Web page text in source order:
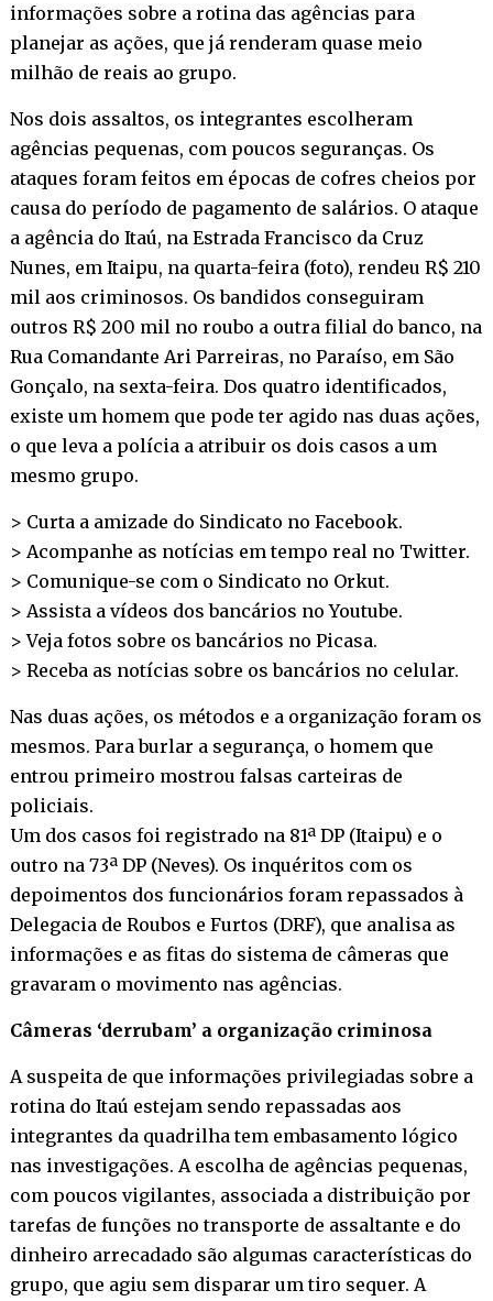
informações sobre a rotina das agências para
planejar as ações, que já renderam quase meio
milhão de reais ao grupo.
Nos dois assaltos, os integrantes escolheram
agências pequenas, com poucos seguranças. Os
ataques foram feitos em épocas de cofres cheios por
causa do período de pagamento de salários. O ataque
a agência do Itaú, na Estrada Francisco da Cruz
Nunes, em Itaipu, na quarta-feira (foto), rendeu R$ 210
mil aos criminosos. Os bandidos conseguiram
outros R$ 200 mil no roubo a outra filial do banco, na
Rua Comandante Ari Parreiras, no Paraíso, em São
Gonçalo, na sexta-feira. Dos quatro identificados,
existe um homem que pode ter agido nas duas ações,
o que leva a polícia a atribuir os dois casos a um
mesmo grupo.
> Curta a amizade do Sindicato no Facebook.
> Acompanhe as notícias em tempo real no Twitter.
> Comunique-se com o Sindicato no Orkut.
> Assista a vídeos dos bancários noYoutube.
> Veja fotos sobre os bancários no Picasa.
> Receba as notícias sobre os bancários no celular.
Nas duas ações, os métodos e a organização foram os
mesmos. Para burlar a segurança, o homem que
entrou primeiro mostrou falsas carteiras de
policiais.
Um dos casos foi registrado na 81ª DP (Itaipu) e o
outro na 73ª DP (Neves). Os inquéritos com os
depoimentos dos funcionários foram repassados à
Delegacia de Roubos e Furtos (DRF), que analisa as
informações e as fitas do sistema de câmeras que
gravaram o movimento nas agências.
Câmeras ‘derrubam’ a organização criminosa
A suspeita de que informações privilegiadas sobre a
rotina do Itaú estejam sendo repassadas aos
integrantes da quadrilha tem embasamento lógico
nas investigações. A escolha de agências pequenas,
com poucos vigilantes, associada a distribuição por
tarefas de funções no transporte de assaltante e do
dinheiro arrecadado são algumas características do
grupo, que agiu sem disparar um tiro sequer. A